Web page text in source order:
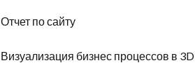
Отчет по сайту
Визуализация бизнес процессов в 3D